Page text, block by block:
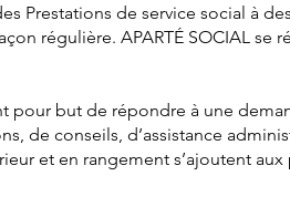
Prestations de service social à
régulière. APARTÉ SOCIAL se
pour but de répondre à une
de conseils, d’assistance
et en rangement s’ajoutent